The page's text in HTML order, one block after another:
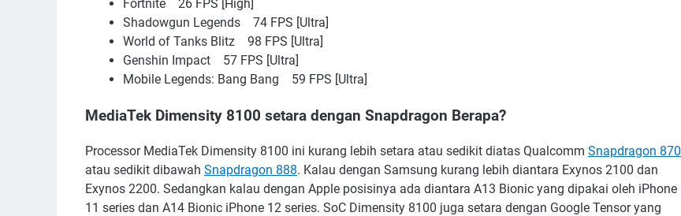
Fortnite 26 FPS [High]
Shadowgun Legends 74 FPS [Ultra]
World of Tanks Blitz 98 FPS [Ultra]
Genshin Impact 57 FPS [Ultra]
Mobile Legends: Bang Bang 59 FPS [Ultra]
MediaTek Dimensity 8100 setara dengan Snapdragon Berapa?
Processor MediaTek Dimensity 8100 ini kurang lebih setara atau sedikit diatas Qualcomm Snapdragon 870
atau sedikit dibawah Snapdragon 888. Kalau dengan Samsung kurang lebih diantara Exynos 2100 dan
Exynos 2200. Sedangkan kalau dengan Apple posisinya ada diantara A13 Bionic yang dipakai oleh iPhone
11 series dan A14 Bionic iPhone 12 series. SoC Dimensity 8100 juga setara dengan Google Tensor yang